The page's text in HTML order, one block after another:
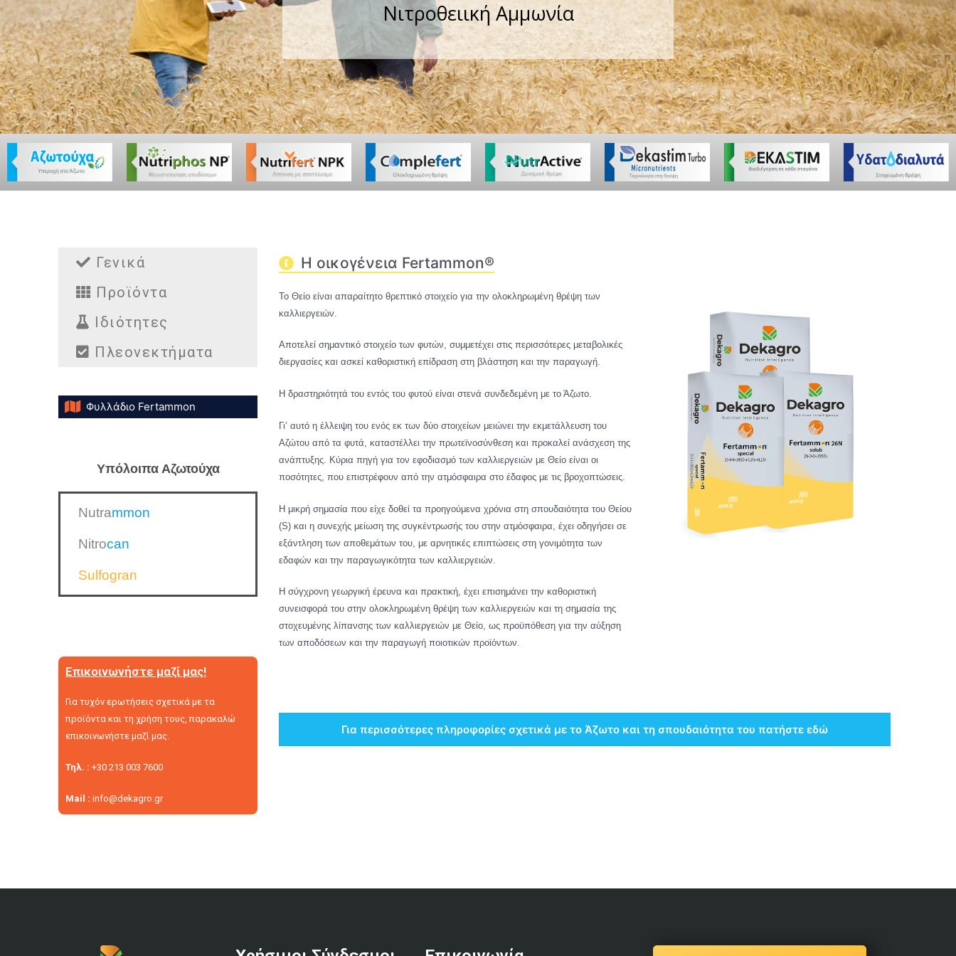
Νιτροθειική Αμμωνία
Γενικά
Προϊόντα
Ιδιότητες
Πλεονεκτήματα
Φυλλάδιο Fertammon
Yπόλοιπα Αζωτούχα
Nutrammon
Nitrocan
Sulfogran
Επικοινωνήστε μαζί μας!
Για τυχόν ερωτήσεις σχετικά με τα
προϊόντα και τη χρήση τους, παρακαλώ
επικοινωνήστε μαζί μας.
Τηλ. : +30 213 003 7600
Mail : info@dekagro.gr
Η οικογένεια Fertammon®
Το Θείο είναι απαραίτητο θρεπτικό στοιχείο για την ολοκληρωμένη θρέψη των
καλλιεργειών.
Αποτελεί σημαντικό στοιχείο των φυτών, συμμετέχει στις περισσότερες μεταβολικές
διεργασίες και ασκεί καθοριστική επίδραση στη βλάστηση και την παραγωγή.
Η δραστηριότητά του εντός του φυτού είναι στενά συνδεδεμένη με το Άζωτο.
Γι’ αυτό η έλλειψη του ενός εκ των δύο στοιχείων μειώνει την εκμετάλλευση του
Αζώτου από τα φυτά, καταστέλλει την πρωτεϊνοσύνθεση και προκαλεί ανάσχεση της
ανάπτυξης. Κύρια πηγή για τον εφοδιασμό των καλλιεργειών με Θείο είναι οι
ποσότητες, που επιστρέφουν από την ατμόσφαιρα στο έδαφος με τις βροχοπτώσεις.
Η μικρή σημασία που είχε δοθεί τα προηγούμενα χρόνια στη σπουδαιότητα του Θείου
(S) και η συνεχής μείωση της συγκέντρωσής του στην ατμόσφαιρα, έχει οδηγήσει σε
εξάντληση των αποθεμάτων του, με αρνητικές επιπτώσεις στη γονιμότητα των
εδαφών και την παραγωγικότητα των καλλιεργειών.
Η σύγχρονη γεωργική έρευνα και πρακτική, έχει επισημάνει την καθοριστική
συνεισφορά του στην ολοκληρωμένη θρέψη των καλλιεργειών και τη σημασία της
στοχευμένης λίπανσης των καλλιεργειών με Θείο, ως προϋπόθεση για την αύξηση
των αποδόσεων και την παραγωγή ποιοτικών προϊόντων.
Για περισσότερες πληροφορίες σχετικά με το Άζωτο και τη σπουδαιότητα του πατήστε εδώ